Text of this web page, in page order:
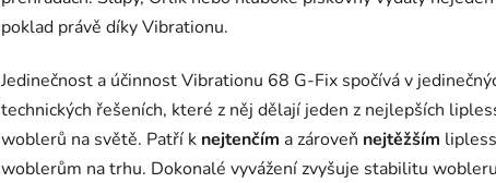
poklad právě díky Vibrationu.
Jedinečnost a účinnost Vibrationu 68 G-Fix spočívá v
technických řešeních, které z něj dělají jeden z nejlepších
woblerů na světě. Patří k nejtenčím a zároveň nejtěžším lipless
woblerům na trhu. Dokonalé vyvážení zvyšuje stabilitu